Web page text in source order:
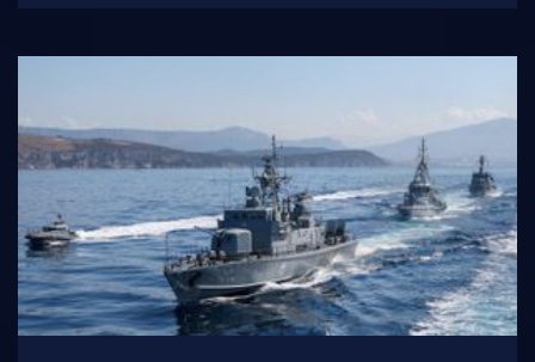
ogromnom angažmanu u gašenju požara